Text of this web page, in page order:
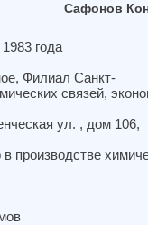
Сафонов
года
Филиал Санкт-
связей,
ул. , дом 106,
производстве